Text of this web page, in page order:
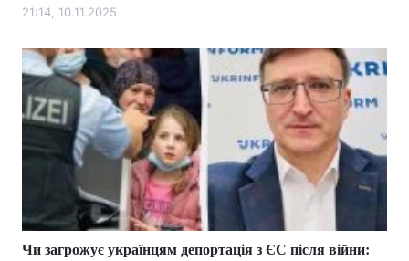
21:14, 10.11.2025
Чи загрожує українцям депортація з ЄС після війни: